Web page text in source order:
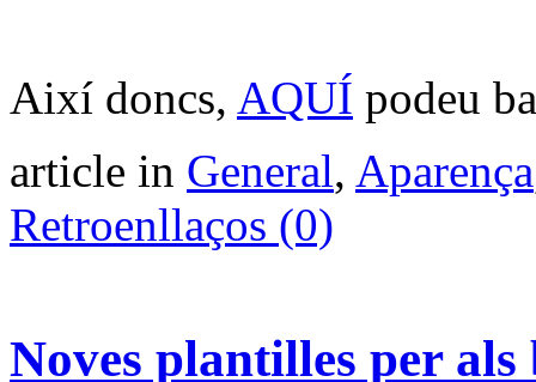
Així doncs, AQUÍ podeu
article in General, Aparença
Retroenllaços (0)
Noves plantilles per als